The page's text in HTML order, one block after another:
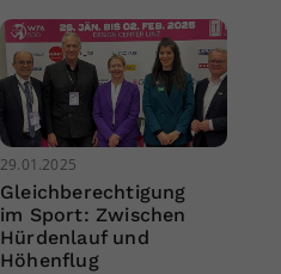
29.01.2025
Gleichberechtigung
im Sport: Zwischen
Hürdenlauf und
Höhenflug